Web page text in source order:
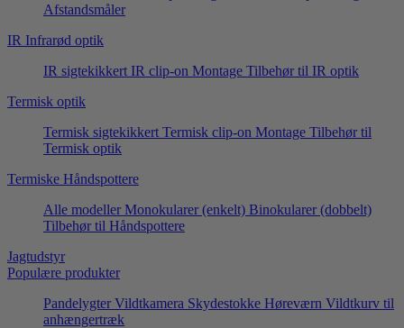
Afstandsmåler
IR Infrarød optik
IR sigtekikkert IR clip-on Montage Tilbehør til IR optik
Termisk optik
Termisk sigtekikkert Termisk clip-on Montage Tilbehør til
Termisk optik
Termiske Håndspottere
Alle modeller Monokularer (enkelt) Binokularer (dobbelt)
Tilbehør til Håndspottere
Jagtudstyr
Populære produkter
Pandelygter Vildtkamera Skydestokke Høreværn Vildtkurv til
anhængertræk